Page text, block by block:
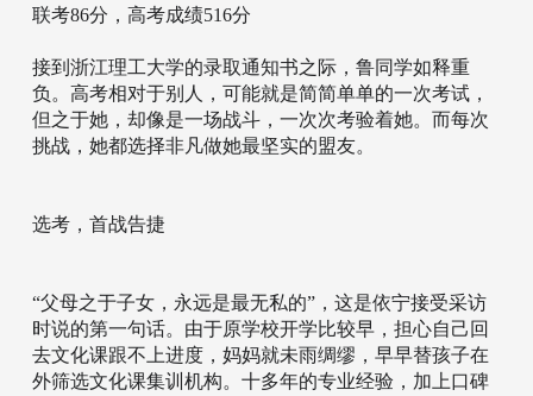
联考86分，高考成绩516分
接到浙江理工大学的录取通知书之际，鲁同学如释重
负。高考相对于别人，可能就是简简单单的一次考试，
但之于她，却像是一场战斗，一次次考验着她。而每次
挑战，她都选择非凡做她最坚实的盟友。
选考，首战告捷
“父母之于子女，永远是最无私的”，这是依宁接受采访
时说的第一句话。由于原学校开学比较早，担心自己回
去文化课跟不上进度，妈妈就未雨绸缪，早早替孩子在
外筛选文化课集训机构。十多年的专业经验，加上口碑